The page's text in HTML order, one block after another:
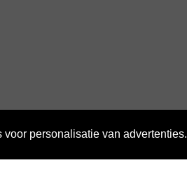
personalisatie van advertenties.